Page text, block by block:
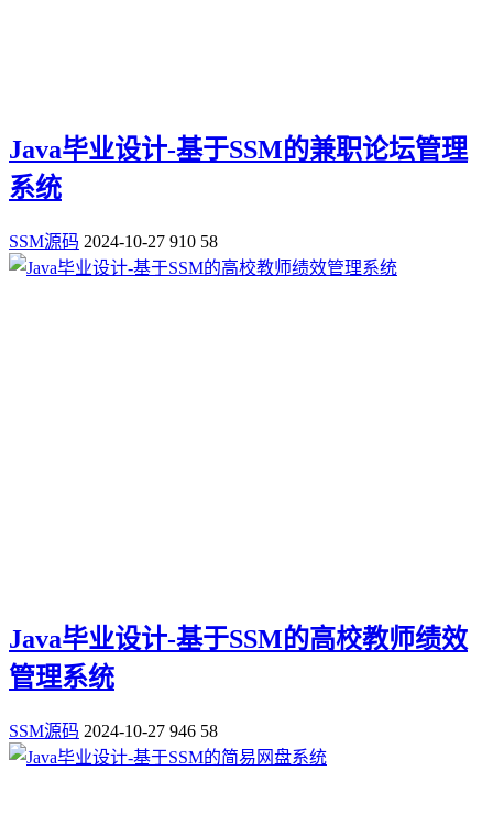
Java毕业设计-基于SSM的兼职论坛管理
系统
SSM源码 2024-10-27 910 58
Java毕业设计-基于SSM的高校教师绩效
管理系统
SSM源码 2024-10-27 946 58